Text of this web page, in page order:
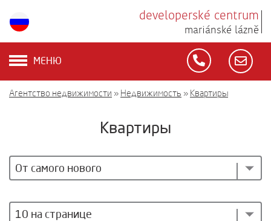
developerské centrum
mariánské lázně
МЕНЮ
Агентство недвижимости » Недвижимость » Квартиры
Квартиры
От самого нового
10 на странице